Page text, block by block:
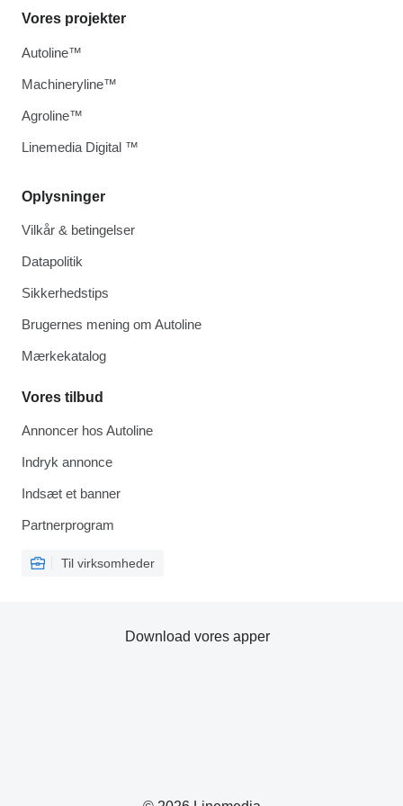
Oplysninger
Vilkår & betingelser
Datapolitik
Sikkerhedstips
Brugernes mening om Autoline
Mærkekatalog
Vores tilbud
Annoncer hos Autoline
Indryk annonce
Indsæt et banner
Partnerprogram
Til virksomheder
Vores projekter
Autoline™
Machineryline™
Agroline™
Linemedia Digital ™
Download vores apper